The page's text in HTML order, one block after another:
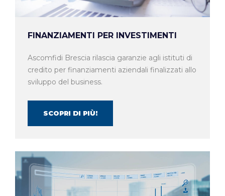
FINANZIAMENTI PER INVESTIMENTI
Ascomfidi Brescia rilascia garanzie agli istituti di
credito per finanziamenti aziendali finalizzati allo
sviluppo del business.
SCOPRI DI PIÙ!